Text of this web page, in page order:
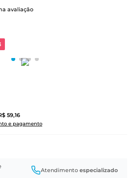
avaliação
59,16
e pagamento
Atendimento especializado